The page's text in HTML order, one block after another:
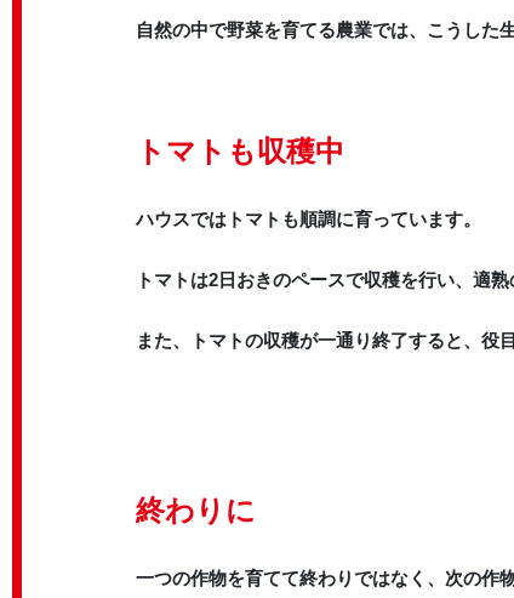
自然の中で野菜を育てる農業では、こうした
トマトも収穫中
ハウスではトマトも順調に育っています。
トマトは2日おきのペースで収穫を行い、適
また、トマトの収穫が一通り終了すると、役
終わりに
一つの作物を育てて終わりではなく、次の作